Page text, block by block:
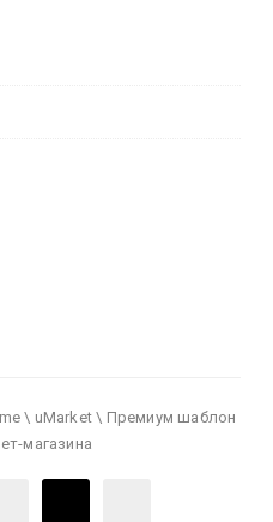
\ uMarket \ Премиум шаблон
магазина